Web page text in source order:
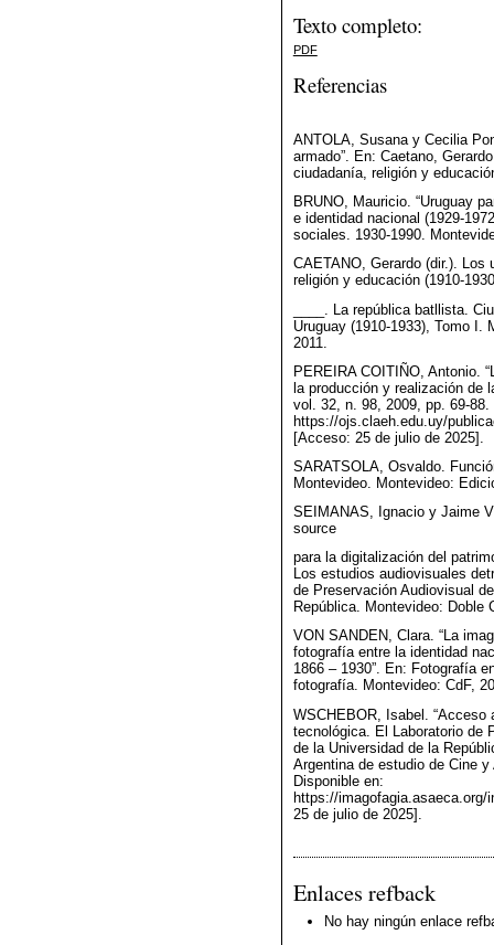
Texto completo:
PDF
Referencias
ANTOLA, Susana y Cecilia
armado”. En: Caetano,
ciudadanía, religión y
BRUNO, Mauricio. “Uruguay
e identidad nacional (1929-
sociales. 1930-1990.
CAETANO, Gerardo (dir.).
religión y educación (1910-
____. La república batllista.
Uruguay (1910-1933), Tomo I.
2011.
PEREIRA COITIÑO, Antonio.
la producción y realización de
vol. 32, n. 98, 2009, pp. 69-88.
https://ojs.claeh.edu.uy/
[Acceso: 25 de julio de 2025].
SARATSOLA, Osvaldo.
Montevideo. Montevideo:
SEIMANAS, Ignacio y Jaime
source
para la digitalización del
Los estudios audiovisuales
de Preservación Audiovisual
República. Montevideo: Doble
VON SANDEN, Clara. “La
fotografía entre la identidad
1866 – 1930”. En: Fotografía
fotografía. Montevideo: CdF,
WSCHEBOR, Isabel.
tecnológica. El Laboratorio de
de la Universidad de la
Argentina de estudio de Cine
Disponible en:
https://
25 de julio de 2025].
Enlaces refback
No hay ningún enlace